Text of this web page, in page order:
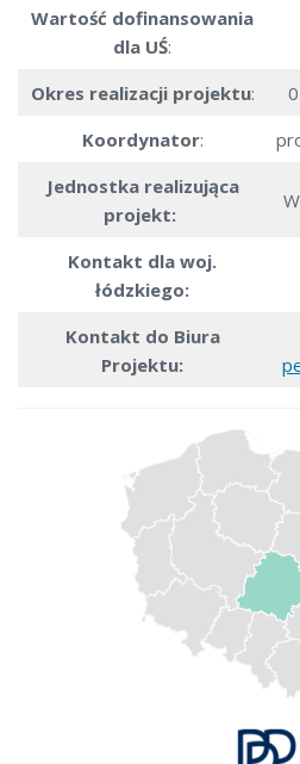
Wartość dofinansowania
dla UŚ:
Okres realizacji projektu:
Koordynator:
Jednostka realizująca
projekt:
Kontakt dla woj.
łódzkiego:
Kontakt do Biura
Projektu: